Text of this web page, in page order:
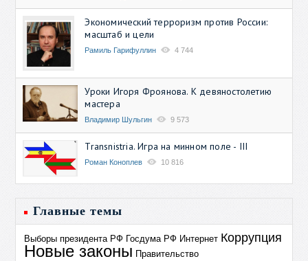
Экономический терроризм против России:
масштаб и цели
Рамиль Гарифуллин 4 744
Уроки Игоря Фроянова. К девяностолетию
мастера
Владимир Шульгин 9 573
Transnistria. Игра на минном поле - III
Роман Коноплев 10 816
Главные темы
Выборы президента РФ Госдума РФ Интернет Коррупция
Новые законы Правительство